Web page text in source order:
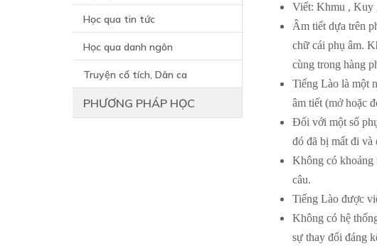
Học qua tin tức
Học qua danh ngôn
Truyện cổ tích, Dân ca
PHƯƠNG PHÁP HỌC
Viết: Khmu , Kuy
Âm tiết dựa trên
chữ cái phụ âm.
cùng trong hàng
Tiếng Lào là một
âm tiết (mở hoặc
Đối với một số
đó đã bị mất đi và
Không có khoảng
câu.
Tiếng Lào được
Không có hệ
sự thay đổi đáng